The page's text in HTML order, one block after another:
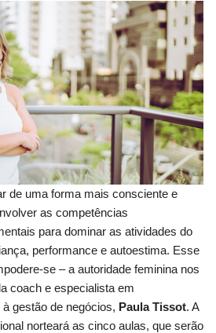
de uma forma mais consciente e
as competências
para dominar as atividades do
performance e autoestima. Esse
se – a autoridade feminina nos
coach e especialista em
gestão de negócios, Paula Tissot. A
norteará as cinco aulas, que serão